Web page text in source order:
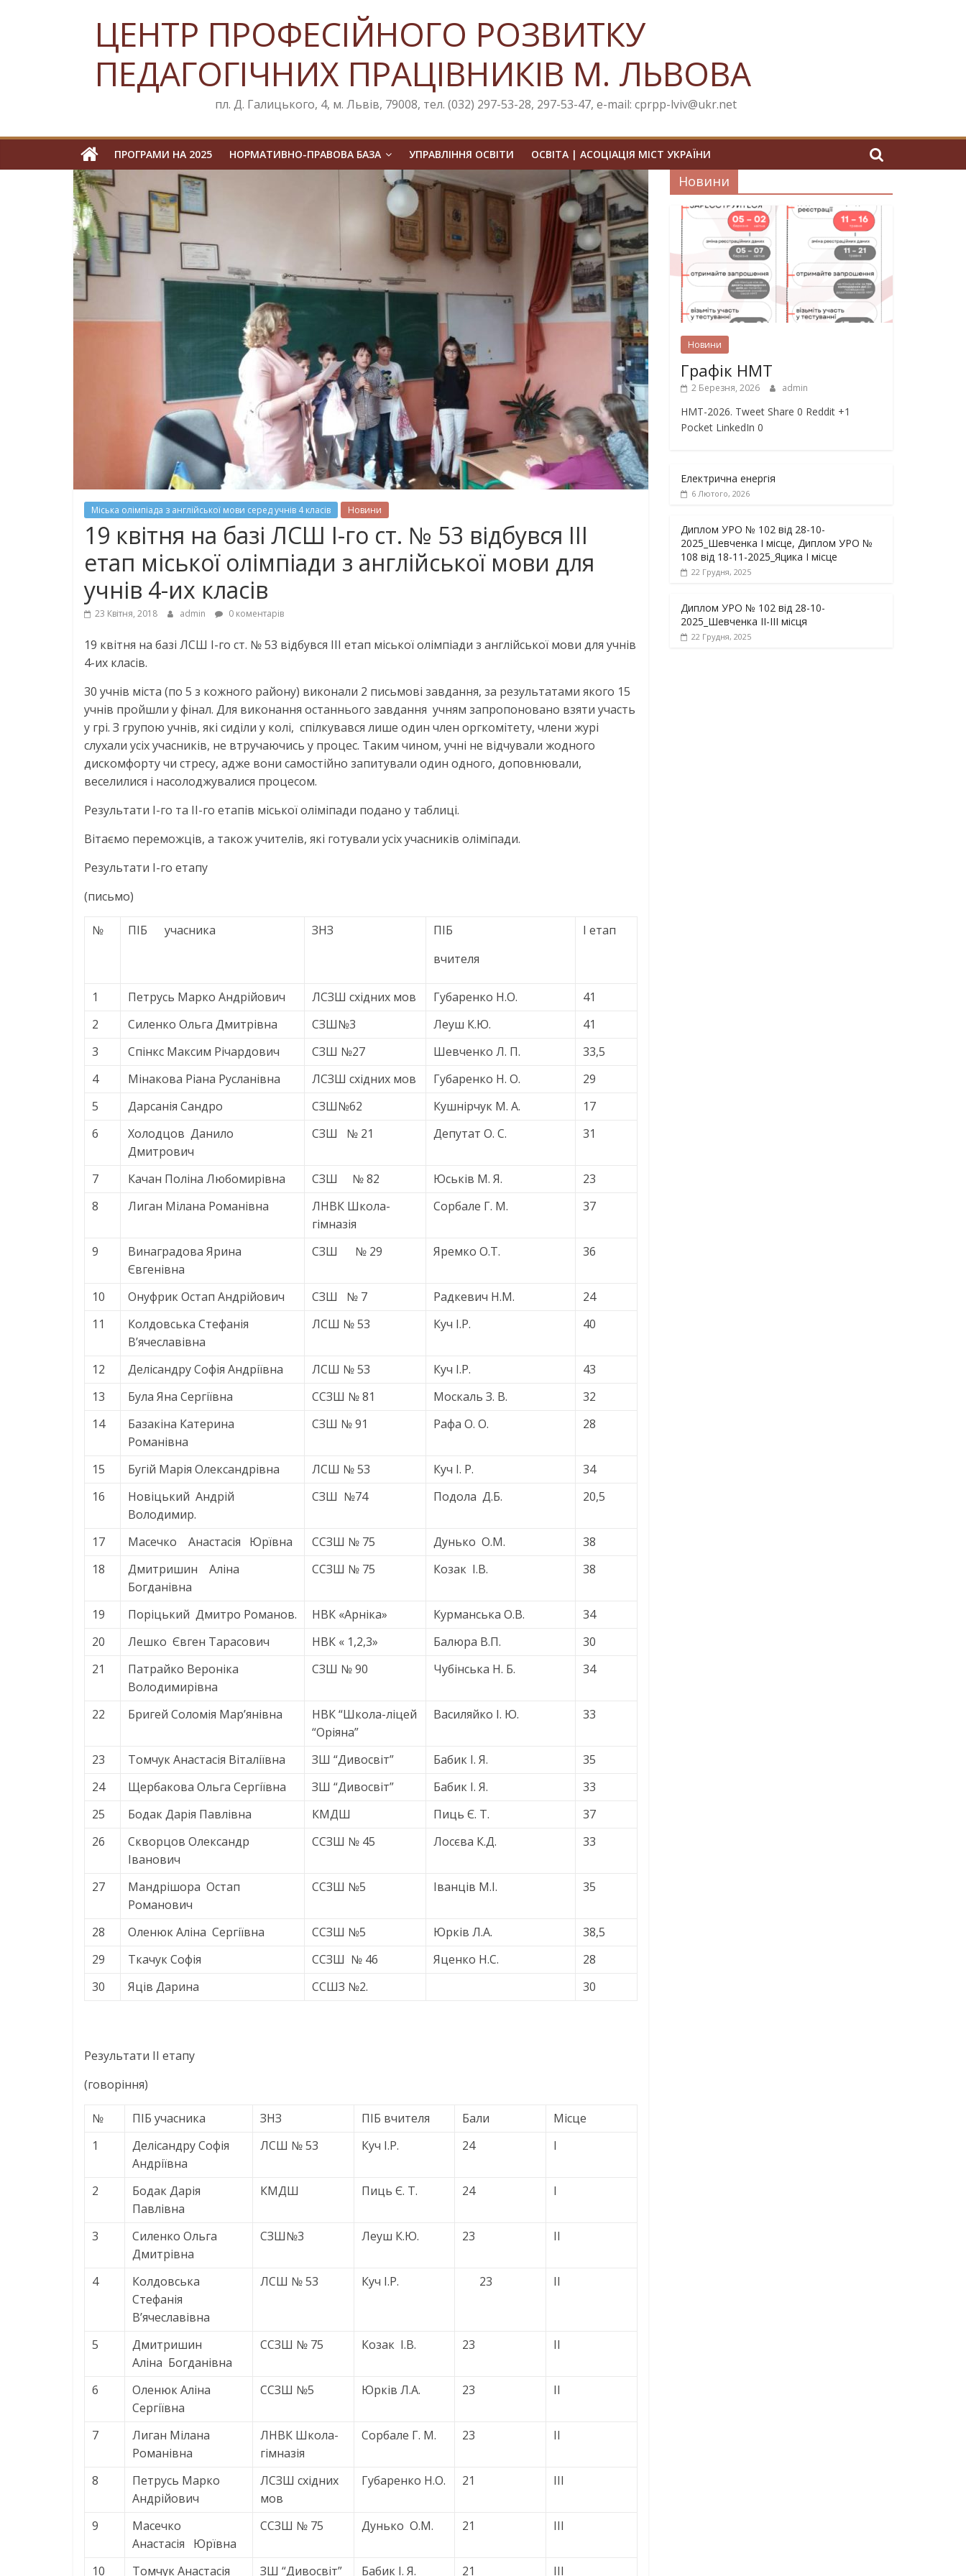
ЦЕНТР ПРОФЕСІЙНОГО РОЗВИТКУ
ПЕДАГОГІЧНИХ ПРАЦІВНИКІВ М. ЛЬВОВА
пл. Д. Галицького, 4, м. Львів, 79008, тел. (032) 297-53-28, 297-53-47, e-mail: cprpp-lviv@ukr.net
ПРОГРАМИ НА 2025 НОРМАТИВНО-ПРАВОВА БАЗА УПРАВЛІННЯ ОСВІТИ ОСВІТА | АСОЦІАЦІЯ МІСТ УКРАЇНИ
Міська олімпіада з англійської мови серед учнів 4 класів Новини
19 квітня на базі ЛСШ І-го ст. № 53 відбувся ІІІ
етап міської олімпіади з англійської мови для
учнів 4-их класів
23 Квітня, 2018 admin 0 коментарів
19 квітня на базі ЛСШ І-го ст. № 53 відбувся ІІІ етап міської олімпіади з англійської мови для учнів
4-их класів.
30 учнів міста (по 5 з кожного району) виконали 2 письмові завдання, за результатами якого 15
учнів пройшли у фінал. Для виконання останнього завдання учням запропоновано взяти участь
у грі. З групою учнів, які сиділи у колі, спілкувався лише один член оргкомітету, члени журі
слухали усіх учасників, не втручаючись у процес. Таким чином, учні не відчували жодного
дискомфорту чи стресу, адже вони самостійно запитували один одного, доповнювали,
веселилися і насолоджувалися процесом.
Результати І-го та ІІ-го етапів міської оліміпади подано у таблиці.
Вітаємо переможців, а також учителів, які готували усіх учасників оліміпади.
Результати І-го етапу
(письмо)
№ ПІБ учасника ЗНЗ
ПІБ
вчителя
І етап
1 Петрусь Марко Андрійович ЛСЗШ східних мов Губаренко Н.О.
41
2
Силенко Ольга Дмитрівна СЗШ№3 Леуш К.Ю.
41
3
Спінкс Максим Річардович СЗШ №27 Шевченко Л. П.
33,5
4
Мінакова Ріана Русланівна ЛСЗШ східних мов Губаренко Н. О.
29
5
Дарсанія Сандро СЗШ№62 Кушнірчук М. А.
17
6
Холодцов Данило
Дмитрович
СЗШ № 21 Депутат О. С. 31
7 Качан Поліна Любомирівна СЗШ № 82 Юськів М. Я.
23
8
Лиган Мілана Романівна
ЛНВК Школа-
гімназія
Сорбале Г. М. 37
9
Винаградова Ярина
Євгенівна
СЗШ № 29 Яремко О.Т. 36
10 Онуфрик Остап Андрійович СЗШ № 7 Радкевич Н.М.
24
11
Колдовська Стефанія
В’ячеславівна
ЛСШ № 53 Куч І.Р. 40
12 Делісандру Софія Андріївна ЛСШ № 53 Куч І.Р.
43
13
Була Яна Сергіївна ССЗШ № 81 Москаль З. В.
32
14
Базакіна Катерина
Романівна
СЗШ № 91 Рафа О. О. 28
15 Бугій Марія Олександрівна ЛСШ № 53 Куч І. Р.
34
16
Новіцький Андрій
Володимир.
СЗШ №74 Подола Д.Б. 20,5
17 Масечко Анастасія Юрївна ССЗШ № 75 Дунько О.М.
38
18
Дмитришин Аліна
Богданівна
ССЗШ № 75 Козак І.В. 38
19 Поріцький Дмитро Романов. НВК «Арніка» Курманська О.В.
34
20
Лешко Євген Тарасович НВК « 1,2,3» Балюра В.П.
30
21
Патрайко Вероніка
Володимирівна
СЗШ № 90 Чубінська Н. Б. 34
22 Бригей Соломія Мар’янівна
НВК “Школа-ліцей
“Оріяна”
Василяйко І. Ю. 33
23 Томчук Анастасія Віталіївна ЗШ “Дивосвіт” Бабик І. Я.
35
24
Щербакова Ольга Сергіївна ЗШ “Дивосвіт” Бабик І. Я.
33
25
Бодак Дарія Павлівна КМДШ Пиць Є. Т.
37
26
Скворцов Олександр
Іванович
ССЗШ № 45 Лосєва К.Д. 33
27
Мандрішора Остап
Романович
ССЗШ №5 Іванців М.І. 35
28 Оленюк Аліна Сергіївна ССЗШ №5 Юрків Л.А.
38,5
29
Ткачук Софія ССЗШ № 46 Яценко Н.С.
28
30
Яців Дарина ССШЗ №2. 30
Результати ІІ етапу
(говоріння)
№ ПІБ учасника ЗНЗ ПІБ вчителя Бали
Місце
1
Делісандру Софія
Андріївна
ЛСШ № 53 Куч І.Р. 24 І
2
Бодак Дарія
Павлівна
КМДШ Пиць Є. Т. 24 І
3
Силенко Ольга
Дмитрівна
СЗШ№3 Леуш К.Ю. 23 ІІ
4
Колдовська
Стефанія
В’ячеславівна
ЛСШ № 53 Куч І.Р. 23 ІІ
5
Дмитришин
Аліна Богданівна
ССЗШ № 75 Козак І.В. 23 ІІ
6
Оленюк Аліна
Сергіївна
ССЗШ №5 Юрків Л.А. 23 ІІ
7
Лиган Мілана
Романівна
ЛНВК Школа-
гімназія
Сорбале Г. М. 23 ІІ
8
Петрусь Марко
Андрійович
ЛСЗШ східних
мов
Губаренко Н.О. 21 ІІІ
9
Масечко
Анастасія Юрївна
ССЗШ № 75 Дунько О.М. 21 ІІІ
10 Томчук Анастасія ЗШ “Дивосвіт” Бабик І. Я. 21 ІІІ
Новини
Новини
Графік НМТ
2 Березня, 2026 admin
НМТ-2026. Tweet Share 0 Reddit +1
Pocket LinkedIn 0
Електрична енергія
6 Лютого, 2026
Диплом УРО № 102 від 28-10-
2025_Шевченка І місце, Диплом УРО №
108 від 18-11-2025_Яцика І місце
22 Грудня, 2025
Диплом УРО № 102 від 28-10-
2025_Шевченка ІІ-ІІІ місця
22 Грудня, 2025